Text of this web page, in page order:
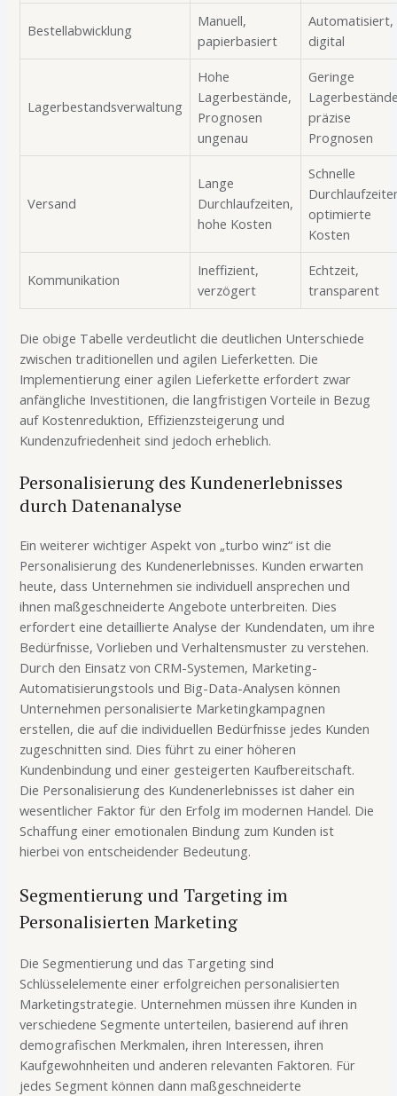
Bestellabwicklung
Manuell,
papierbasiert
Automatisiert,
digital
Lagerbestandsverwaltung
Hohe
Lagerbestände,
Prognosen
ungenau
Geringe
präzise
Prognosen
Versand
Lange
Durchlaufzeiten,
hohe Kosten
Schnelle
optimierte
Kosten
Kommunikation
Ineffizient,
verzögert
Echtzeit,
transparent
Die obige Tabelle verdeutlicht die deutlichen Unterschiede
zwischen traditionellen und agilen Lieferketten. Die
Implementierung einer agilen Lieferkette erfordert zwar
anfängliche Investitionen, die langfristigen Vorteile in Bezug
auf Kostenreduktion, Effizienzsteigerung und
Kundenzufriedenheit sind jedoch erheblich.
Personalisierung des Kundenerlebnisses
durch Datenanalyse
Ein weiterer wichtiger Aspekt von „turbo winz“ ist die
Personalisierung des Kundenerlebnisses. Kunden erwarten
heute, dass Unternehmen sie individuell ansprechen und
ihnen maßgeschneiderte Angebote unterbreiten. Dies
erfordert eine detaillierte Analyse der Kundendaten, um ihre
Bedürfnisse, Vorlieben und Verhaltensmuster zu verstehen.
Durch den Einsatz von CRM-Systemen, Marketing-
Automatisierungstools und Big-Data-Analysen können
Unternehmen personalisierte Marketingkampagnen
erstellen, die auf die individuellen Bedürfnisse jedes Kunden
zugeschnitten sind. Dies führt zu einer höheren
Kundenbindung und einer gesteigerten Kaufbereitschaft.
Die Personalisierung des Kundenerlebnisses ist daher ein
wesentlicher Faktor für den Erfolg im modernen Handel. Die
Schaffung einer emotionalen Bindung zum Kunden ist
hierbei von entscheidender Bedeutung.
Segmentierung und Targeting im
Personalisierten Marketing
Die Segmentierung und das Targeting sind
Schlüsselelemente einer erfolgreichen personalisierten
Marketingstrategie. Unternehmen müssen ihre Kunden in
verschiedene Segmente unterteilen, basierend auf ihren
demografischen Merkmalen, ihren Interessen, ihren
Kaufgewohnheiten und anderen relevanten Faktoren. Für
jedes Segment können dann maßgeschneiderte